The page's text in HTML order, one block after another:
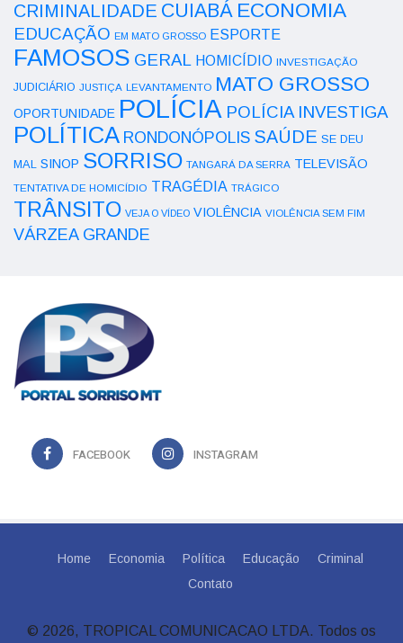
CRIMINALIDADE CUIABÁ ECONOMIA
EDUCAÇÃO EM MATO GROSSO ESPORTE
FAMOSOS GERAL HOMICÍDIO INVESTIGAÇÃO
JUDICIÁRIO JUSTIÇA LEVANTAMENTO MATO GROSSO
OPORTUNIDADE POLÍCIA POLÍCIA INVESTIGA
POLÍTICA RONDONÓPOLIS SAÚDE SE DEU
MAL SINOP SORRISO TANGARÁ DA SERRA TELEVISÃO
TENTATIVA DE HOMICÍDIO TRAGÉDIA TRÁGICO
TRÂNSITO VEJA O VÍDEO VIOLÊNCIA VIOLÊNCIA SEM FIM
VÁRZEA GRANDE
FACEBOOK INSTAGRAM
Home Economia Política Educação
Criminal
Contato
© 2026, TROPICAL COMUNICACAO LTDA. Todos os